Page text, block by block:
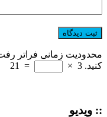
محدودیت زمانی فراتر
کنید. 3
×
=
21
:: ویدیو